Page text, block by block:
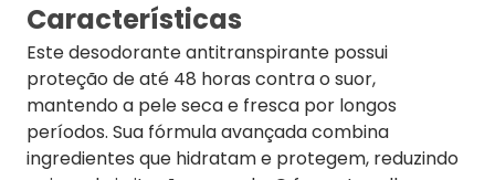
Características
Este desodorante antitranspirante possui
proteção de até 48 horas contra o suor,
mantendo a pele seca e fresca por longos
períodos. Sua fórmula avançada combina
ingredientes que hidratam e protegem, reduzindo